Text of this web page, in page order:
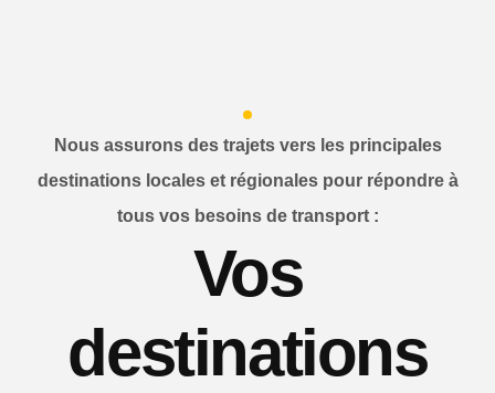
Nous assurons des trajets vers les principales
destinations locales et régionales pour répondre à
tous vos besoins de transport :
Vos
destinations